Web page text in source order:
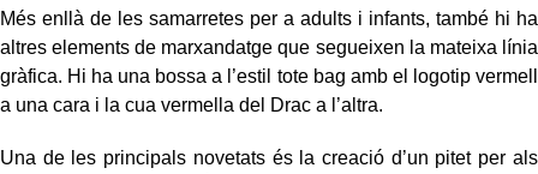
Més enllà de les samarretes per a adults i infants, també hi ha
altres elements de marxandatge que segueixen la mateixa línia
gràfica. Hi ha una bossa a l’estil tote bag amb el logotip vermell
a una cara i la cua vermella del Drac a l’altra.
Una de les principals novetats és la creació d’un pitet per als